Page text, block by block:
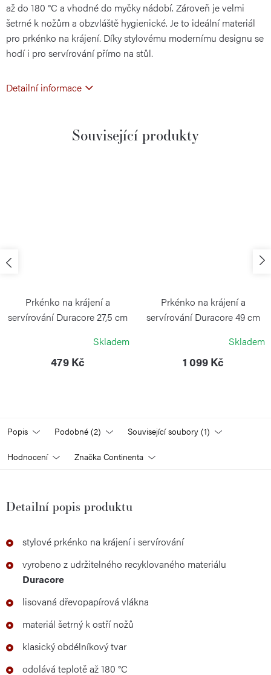
až do 180 °C a vhodné do myčky nádobí. Zároveň je velmi
šetrné k nožům a obzvláště hygienické. Je to ideální materiál
pro prkénko na krájení. Díky stylovému modernímu designu se
hodí i pro servírování přímo na stůl.
Detailní informace
Související produkty
Prkénko na krájení a
servírování Duracore 27,5 cm
Skladem
479 Kč
Prkénko na krájení a
servírování Duracore 49 cm
Skladem
1 099 Kč
Popis Podobné (2) Související soubory (1)
Hodnocení Značka Continenta
Detailní popis produktu
stylové prkénko na krájení i servírování
vyrobeno z udržitelného recyklovaného materiálu
Duracore
lisovaná dřevopapírová vlákna
materiál šetrný k ostří nožů
klasický obdélníkový tvar
odolává teplotě až 180 °C